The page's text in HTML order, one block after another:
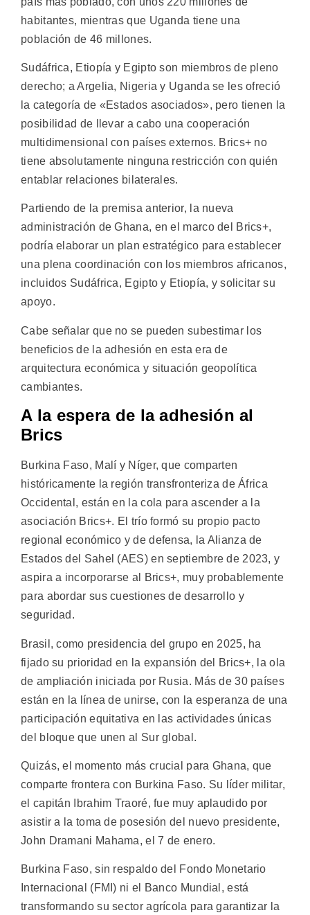
habitantes, mientras que Uganda tiene una
población de 46 millones.
Sudáfrica, Etiopía y Egipto son miembros de pleno
derecho; a Argelia, Nigeria y Uganda se les ofreció
la categoría de «Estados asociados», pero tienen la
posibilidad de llevar a cabo una cooperación
multidimensional con países externos. Brics+ no
tiene absolutamente ninguna restricción con quién
entablar relaciones bilaterales.
Partiendo de la premisa anterior, la nueva
administración de Ghana, en el marco del Brics+,
podría elaborar un plan estratégico para establecer
una plena coordinación con los miembros africanos,
incluidos Sudáfrica, Egipto y Etiopía, y solicitar su
apoyo.
Cabe señalar que no se pueden subestimar los
beneficios de la adhesión en esta era de
arquitectura económica y situación geopolítica
cambiantes.
A la espera de la adhesión al
Brics
Burkina Faso, Malí y Níger, que comparten
históricamente la región transfronteriza de África
Occidental, están en la cola para ascender a la
asociación Brics+. El trío formó su propio pacto
regional económico y de defensa, la Alianza de
Estados del Sahel (AES) en septiembre de 2023, y
aspira a incorporarse al Brics+, muy probablemente
para abordar sus cuestiones de desarrollo y
seguridad.
Brasil, como presidencia del grupo en 2025, ha
fijado su prioridad en la expansión del Brics+, la ola
de ampliación iniciada por Rusia. Más de 30 países
están en la línea de unirse, con la esperanza de una
participación equitativa en las actividades únicas
del bloque que unen al Sur global.
Quizás, el momento más crucial para Ghana, que
comparte frontera con Burkina Faso. Su líder militar,
el capitán Ibrahim Traoré, fue muy aplaudido por
asistir a la toma de posesión del nuevo presidente,
John Dramani Mahama, el 7 de enero.
Burkina Faso, sin respaldo del Fondo Monetario
Internacional (FMI) ni el Banco Mundial, está
transformando su sector agrícola para garantizar la